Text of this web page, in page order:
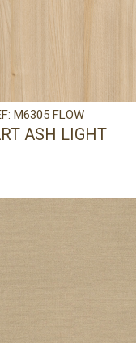
M6305 FLOW
ASH LIGHT